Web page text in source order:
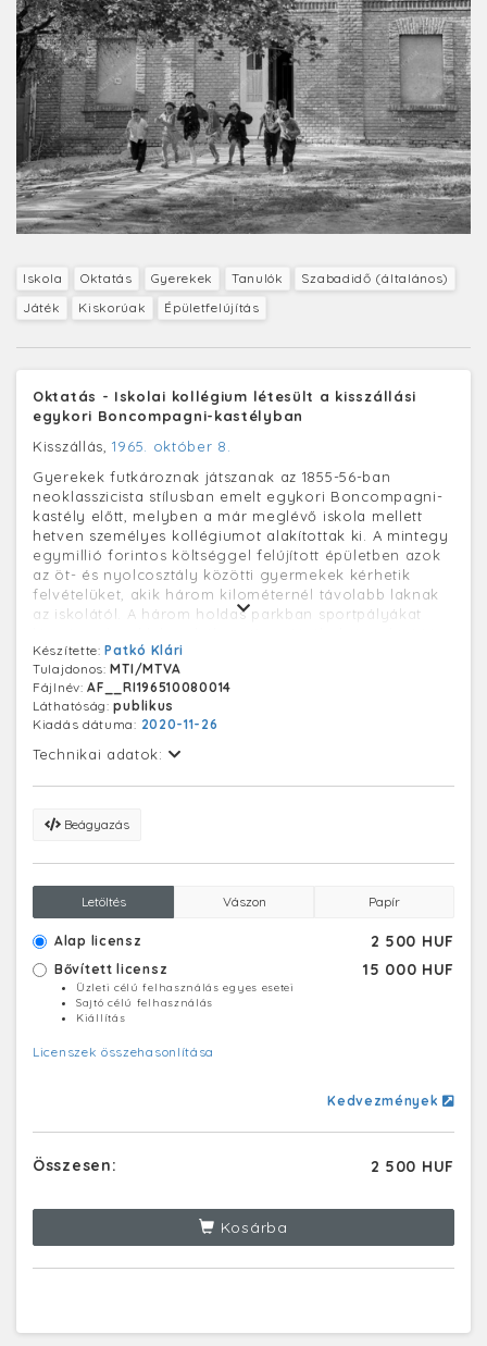
Iskola Oktatás Gyerekek Tanulók
Szabadidő (általános)
Játék
Kiskorúak Épületfelújítás
Oktatás - Iskolai kollégium létesült a kisszállási
egykori Boncompagni-kastélyban
Kisszállás,1965. október 8.
Gyerekek futkároznak játszanak az 1855-56-ban
neoklasszicista stílusban emelt egykori Boncompagni-
kastély előtt, melyben a már meglévő iskola mellett
hetven személyes kollégiumot alakítottak ki. A mintegy
egymillió forintos költséggel felújított épületben azok
az öt- és nyolcosztály közötti gyermekek kérhetik
felvételüket, akik három kilométernél távolabb laknak
az iskolától. A három holdas parkban sportpályákat
áll a diákok rendelkezésére szabadidejükben.
A kastély egykori tulajdonosai a Boncompagni-
Ludovisi családból Arduina hercegné és San Martinod-i
Valperga Henrik gróf, Mayer János unokái voltak. A
Földművelésügyi miniszter 1946-ban a Boncompagni-
féle kastélyt iskola céljára adta át.
Készítette:Patkó Klári
Tulajdonos:MTI/MTVA
Fájlnév:AF__RI196510080014
Láthatóság:publikus
Kiadás dátuma: 2020-11-26
Technikai adatok:
Beágyazás
Letöltés Vászon Papír
Alap licensz 2 500 HUF
Bővített licensz 15 000 HUF
Üzleti célú felhasználás egyes esetei
Sajtó célú felhasználás
Kiállítás
Licenszek összehasonlítása
Kedvezmények
Összesen: 2 500 HUF
Kosárba